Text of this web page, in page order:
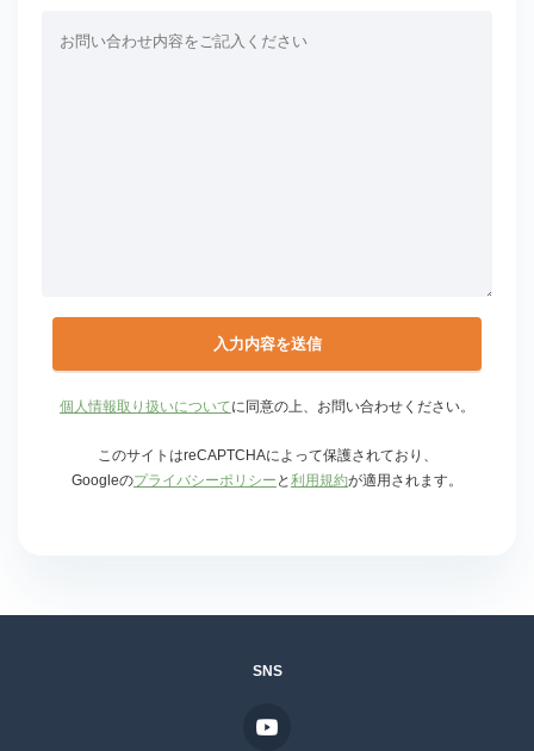
個人情報取り扱いについてに同意の上、お問い合わせください。
このサイトはreCAPTCHAによって保護されており、
Googleのプライバシーポリシー と 利用規約が適用されます。
SNS